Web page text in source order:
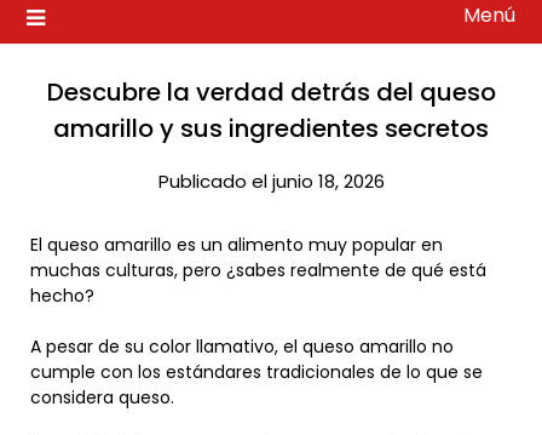
Menú
Descubre la verdad detrás del queso
amarillo y sus ingredientes secretos
Publicado el junio 18, 2026
El queso amarillo es un alimento muy popular en
muchas culturas, pero ¿sabes realmente de qué está
hecho?
A pesar de su color llamativo, el queso amarillo no
cumple con los estándares tradicionales de lo que se
considera queso.